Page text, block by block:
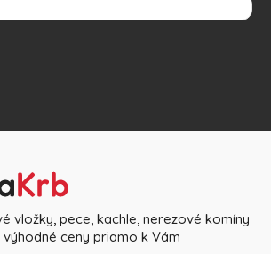
vložky, pece, kachle, nerezové komíny
ceny priamo k Vám